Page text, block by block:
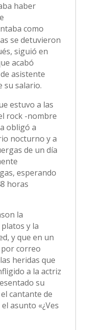
haber
como
se detuvieron
siguió en
acabó
asistente
su salario.
estuvo a las
rock -nombre
obligó a
nocturno y a
de un día
esperando
horas
la
y la
y que en un
correo
heridas que
a la actriz
su
cantante de
asunto «¿Ves